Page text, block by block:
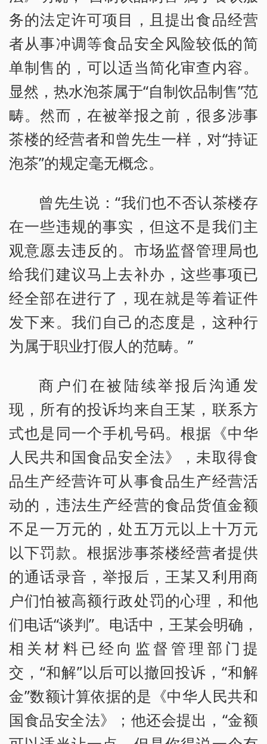
务的法定许可项目，且提出食品经营
者从事冲调等食品安全风险较低的简
单制售的，可以适当简化审查内容。
显然，热水泡茶属于“自制饮品制售”范
畴。然而，在被举报之前，很多涉事
茶楼的经营者和曾先生一样，对“持证
泡茶”的规定毫无概念。
曾先生说：“我们也不否认茶楼存
在一些违规的事实，但这不是我们主
观意愿去违反的。市场监督管理局也
给我们建议马上去补办，这些事项已
经全部在进行了，现在就是等着证件
发下来。我们自己的态度是，这种行
为属于职业打假人的范畴。”
商户们在被陆续举报后沟通发
现，所有的投诉均来自王某，联系方
式也是同一个手机号码。根据《中华
人民共和国食品安全法》，未取得食
品生产经营许可从事食品生产经营活
动的，违法生产经营的食品货值金额
不足一万元的，处五万元以上十万元
以下罚款。根据涉事茶楼经营者提供
的通话录音，举报后，王某又利用商
户们怕被高额行政处罚的心理，和他
们电话“谈判”。电话中，王某会明确，
相关材料已经向监督管理部门提
交，“和解”以后可以撤回投诉，“和解
金”数额计算依据的是《中华人民共和
国食品安全法》；他还会提出，“金额